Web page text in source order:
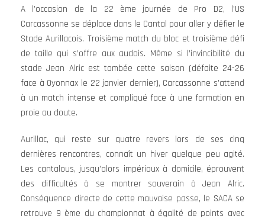
A l’occasion de la 22 ème journée de Pro D2, l’US
Carcassonne se déplace dans le Cantal pour aller y défier le
Stade Aurillacois. Troisième match du bloc et troisième défi
de taille qui s’offre aux audois. Même si l’invincibilité du
stade Jean Alric est tombée cette saison (défaite 24-26
face à Oyonnax le 22 janvier dernier), Carcassonne s’attend
à un match intense et compliqué face à une formation en
proie au doute.
Aurillac, qui reste sur quatre revers lors de ses cinq
dernières rencontres, connaît un hiver quelque peu agité.
Les cantalous, jusqu’alors impériaux à domicile, éprouvent
des difficultés à se montrer souverain à Jean Alric.
Conséquence directe de cette mauvaise passe, le SACA se
retrouve 9 ème du championnat à égalité de points avec